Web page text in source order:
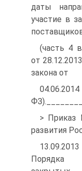
даты
участие в
(часть 4
от
закона от
> Приказ
развития
Порядка